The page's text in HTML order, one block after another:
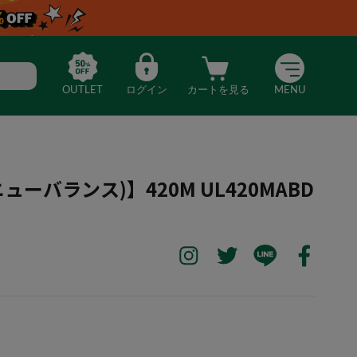
OUTLET ログイン カートを見る MENU
ーバランス)】420M UL420MABD